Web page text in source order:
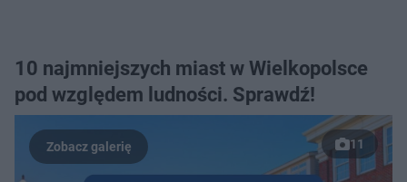
10 najmniejszych miast w Wielkopolsce
pod względem ludności. Sprawdź!
11